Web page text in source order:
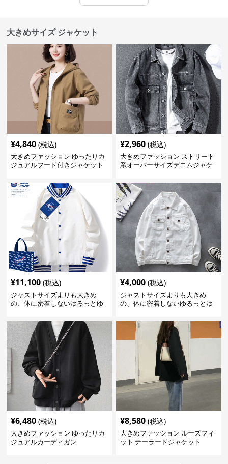
大きめサイズ ジャケット
¥4,840 (税込)
大きめファッション ゆったりカ
ジュアルフード付きジャケット
¥2,960 (税込)
大きめファッション ストリート
系オーバーサイズデニムジャケ
¥11,100 (税込)
ジャストサイズよりも大きめ
の、体に密着しないゆるっとゆ
ゆったりスポーツバーシティジ
ャケット
¥4,000 (税込)
ジャストサイズよりも大きめ
の、体に密着しないゆるっとゆ
ゆったりシルエットデニムジャ
ケット
¥6,480 (税込)
大きめファッション ゆったりカ
ジュアルカーディガン
¥8,580 (税込)
大きめファッション ルーズフィ
ット テーラードジャケット